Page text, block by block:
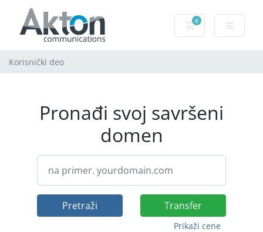
0
Korpa
Korisnički deo
Pronađi svoj savršeni
domen
Pretraži Transfer
Prikaži cene